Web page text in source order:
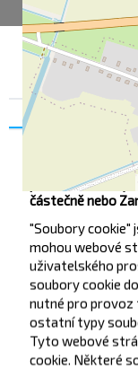
Aut. Nádr.
Souhlas
Pro zajištění
používá
částečně nebo
"Soubory cookie"
mohou webové
uživatelského
soubory cookie
nutné pro provoz
ostatní typy
Tyto webové
cookie. Některé